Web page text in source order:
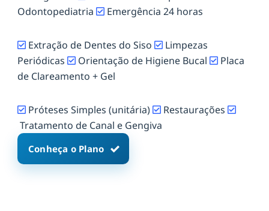
Odontopediatria
Emergência 24 horas
Extração de Dentes do Siso
Limpezas
Periódicas
Orientação de Higiene Bucal
Placa
de Clareamento + Gel
Próteses Simples (unitária)
Restaurações
Tratamento de Canal e Gengiva
Conheça o Plano